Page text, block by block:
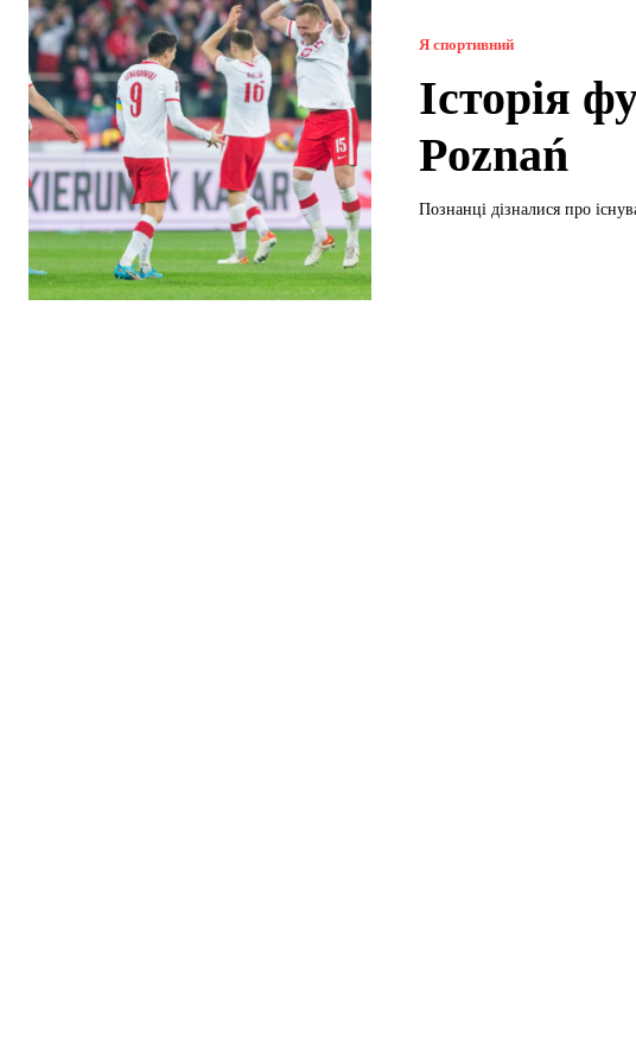
Я спортивний
Історія
Poznań
Познанці дізналися про